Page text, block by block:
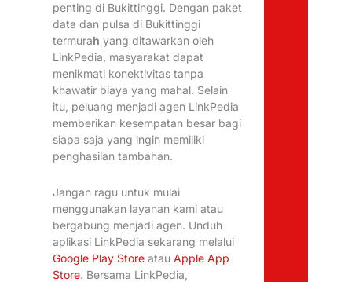
penting di Bukittinggi. Dengan paket
data dan pulsa di Bukittinggi
termurah yang ditawarkan oleh
LinkPedia, masyarakat dapat
menikmati konektivitas tanpa
khawatir biaya yang mahal. Selain
itu, peluang menjadi agen LinkPedia
memberikan kesempatan besar bagi
siapa saja yang ingin memiliki
penghasilan tambahan.
Jangan ragu untuk mulai
menggunakan layanan kami atau
bergabung menjadi agen. Unduh
aplikasi LinkPedia sekarang melalui
Google Play Storeatau Apple App
Store. Bersama LinkPedia,